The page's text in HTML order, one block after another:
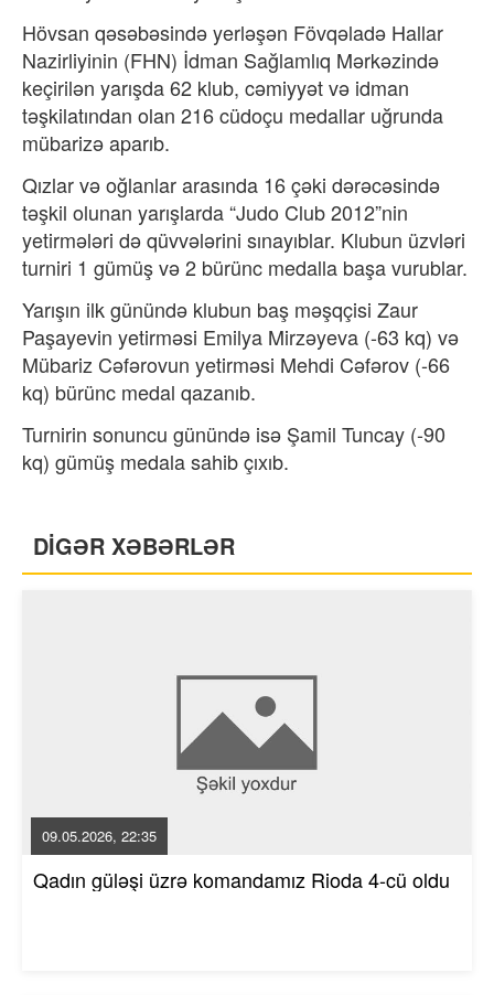
Hövsan qəsəbəsində yerləşən Fövqəladə Hallar
Nazirliyinin (FHN) İdman Sağlamlıq Mərkəzində
keçirilən yarışda 62 klub, cəmiyyət və idman
təşkilatından olan 216 cüdoçu medallar uğrunda
mübarizə aparıb.
Qızlar və oğlanlar arasında 16 çəki dərəcəsində
təşkil olunan yarışlarda “Judo Club 2012”nin
yetirmələri də qüvvələrini sınayıblar. Klubun üzvləri
turniri 1 gümüş və 2 bürünc medalla başa vurublar.
Yarışın ilk günündə klubun baş məşqçisi Zaur
Paşayevin yetirməsi Emilya Mirzəyeva (-63 kq) və
Mübariz Cəfərovun yetirməsi Mehdi Cəfərov (-66
kq) bürünc medal qazanıb.
Turnirin sonuncu günündə isə Şamil Tuncay (-90
kq) gümüş medala sahib çıxıb.
DİGƏR XƏBƏRLƏR
09.05.2026, 22:35
Qadın güləşi üzrə komandamız Rioda 4-cü oldu